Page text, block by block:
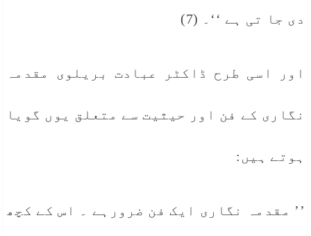
دی جا تی ہے ‘‘۔ (7)
اور اسی طرح ڈاکٹر عبادت بریلوی مقدمہ
نگاری کے فن اور حیثیت سے متعلق یوں گویا
ہوتے ہیں:
’’ مقدمہ نگاری ایک فن ضرورہے ۔ اس کے کچھ